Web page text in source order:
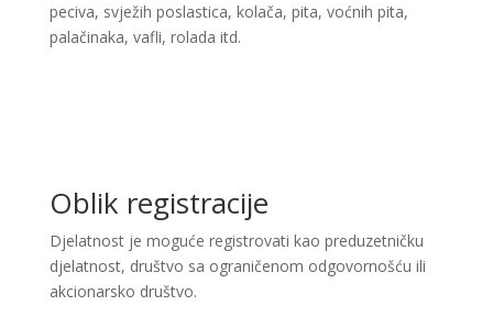
peciva, svježih poslastica, kolača, pita, voćnih pita,
palačinaka, vafli, rolada itd. ​
Oblik registracije
Djelatnost je moguće registrovati kao preduzetničku
djelatnost, društvo sa ograničenom odgovornošću ili
akcionarsko društvo.